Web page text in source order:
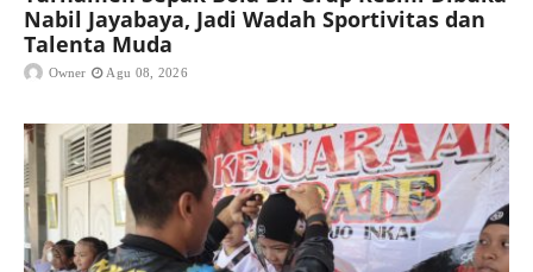
Nabil Jayabaya, Jadi Wadah Sportivitas dan
Talenta Muda
Owner Agu 08, 2026